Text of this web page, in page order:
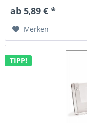
ab 5,89 € *
Merken
TIPP!